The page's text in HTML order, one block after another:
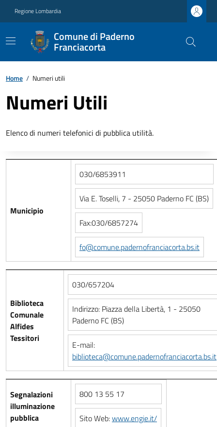
Regione Lombardia
Comune di Paderno
Franciacorta
Home / Numeri utili
Numeri Utili
Elenco di numeri telefonici di pubblica utilità.
Municipio
030/6853911
Via E. Toselli, 7 - 25050 Paderno FC (BS)
Fax:030/6857274
fo@comune.padernofranciacorta.bs.it
Biblioteca
Comunale
Alfides
Tessitori
030/657204
Indirizzo: Piazza della Libertà, 1 - 25050
Paderno FC (BS)
E-mail:
biblioteca@comune.padernofranciacorta.bs.it
Segnalazioni
illuminazione
pubblica
800 13 55 17
Sito Web:www.engie.it/